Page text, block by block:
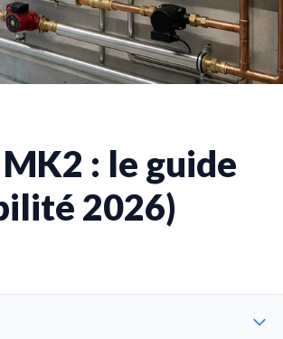
: le guide
2026)